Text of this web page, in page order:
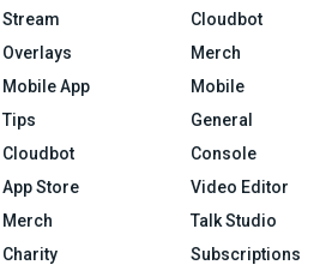
Stream
Overlays
Mobile App
Tips
Cloudbot
App Store
Merch
Charity
Cloudbot
Merch
Mobile
General
Console
Video Editor
Talk Studio
Subscriptions